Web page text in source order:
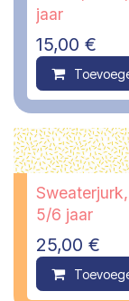
jaar
15,00 €
5/6 jaar
25,00 €